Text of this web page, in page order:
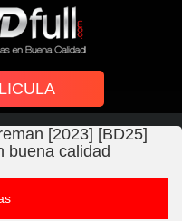
[2023] [BD25]
buena calidad